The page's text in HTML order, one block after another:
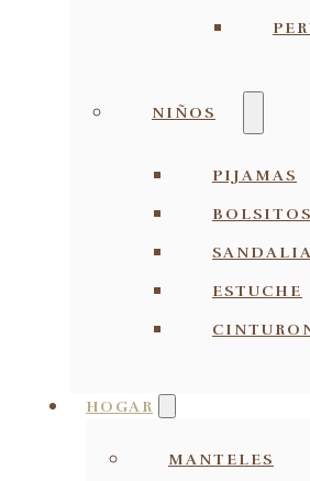
NIÑOS
PIJAMAS
ESTUCHE
HOGAR
MANTELES